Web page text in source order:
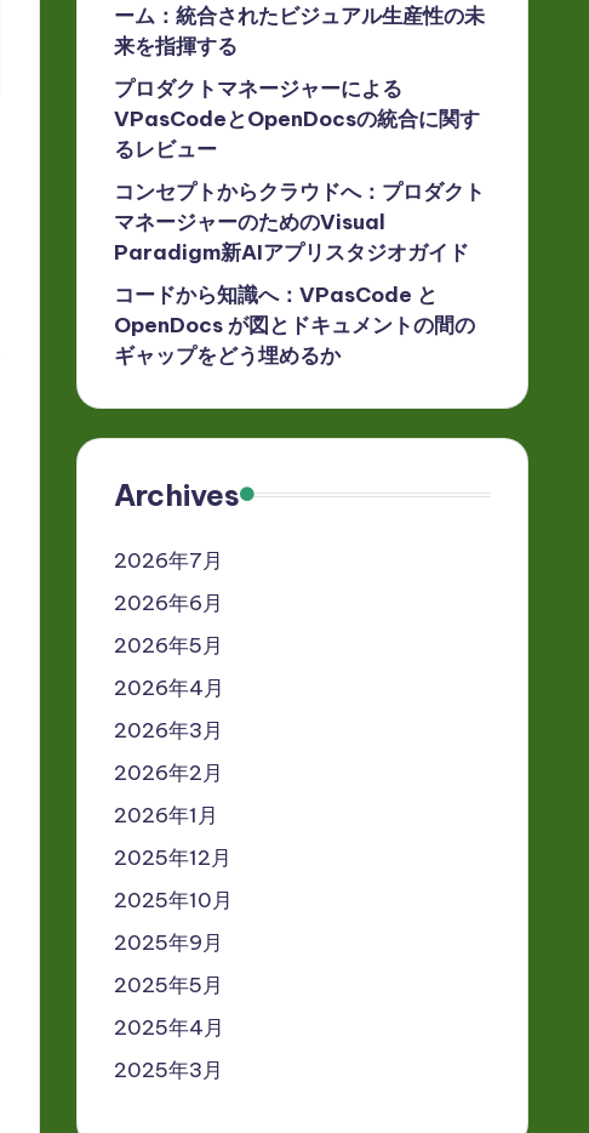
ーム：統合されたビジュアル生産性の未
来を指揮する
プロダクトマネージャーによる
VPasCodeとOpenDocsの統合に関す
るレビュー
コンセプトからクラウドへ：プロダクト
マネージャーのためのVisual
Paradigm新AIアプリスタジオガイド
コードから知識へ：VPasCode と
OpenDocs が図とドキュメントの間の
ギャップをどう埋めるか
Archives
2026年7月
2026年6月
2026年5月
2026年4月
2026年3月
2026年2月
2026年1月
2025年12月
2025年10月
2025年9月
2025年5月
2025年4月
2025年3月